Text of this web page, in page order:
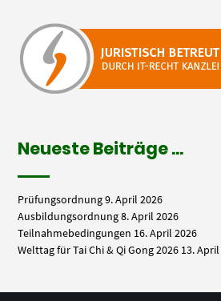
Neueste Beiträge …
Prüfungsordnung9. April 2026
Ausbildungsordnung8. April 2026
Teilnahmebedingungen 16. April 2026
Welttag für Tai Chi & Qi Gong 2026 13.